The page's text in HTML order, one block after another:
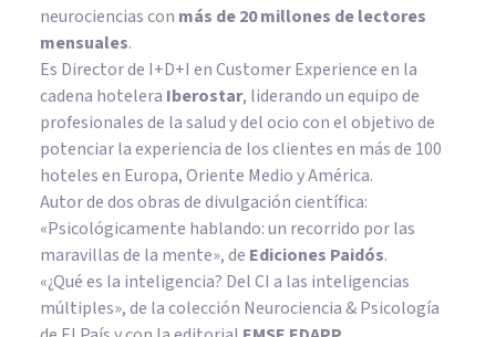
neurociencias con más de 20 millones de lectores
mensuales.
Es Director de I+D+I en Customer Experience en la
cadena hotelera Iberostar, liderando un equipo de
profesionales de la salud y del ocio con el objetivo de
potenciar la experiencia de los clientes en más de 100
hoteles en Europa, Oriente Medio y América.
Autor de dos obras de divulgación científica:
«Psicológicamente hablando: un recorrido por las
maravillas de la mente», de Ediciones Paidós.
«¿Qué es la inteligencia? Del CI a las inteligencias
múltiples», de la colección Neurociencia & Psicología